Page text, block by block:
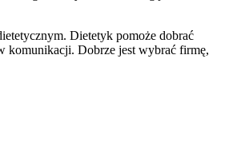
Dietetyk pomoże dobrać
komunikacji. Dobrze jest wybrać firmę,